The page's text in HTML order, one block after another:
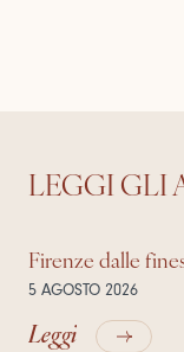
LEGGI GLI
Firenze dalle
5 AGOSTO 2026
Leggi